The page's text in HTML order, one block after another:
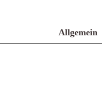
Allgemein